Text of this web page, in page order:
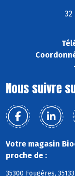
Nous suivre
Votre magasin
proche de :
35300 Fougères,